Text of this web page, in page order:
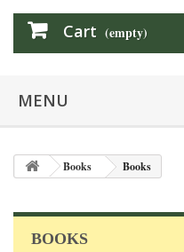
Cart (empty)
MENU
Books Books
BOOKS